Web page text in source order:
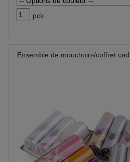
pck.
Ensemble de mouchoirs/coffret